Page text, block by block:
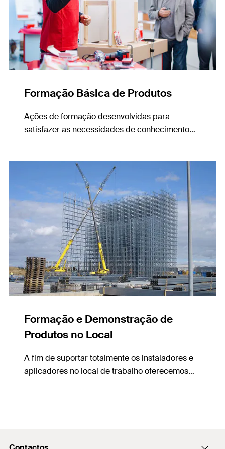
Formação Básica de Produtos
Ações de formação desenvolvidas para
satisfazer as necessidades de conhecimento
Formação e Demonstração de
Produtos no Local
A fim de suportar totalmente os instaladores e
aplicadores no local de trabalho oferecemos